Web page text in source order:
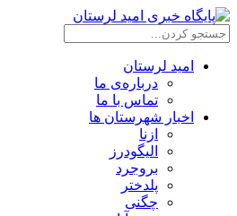
امید لرستان
درباره‌ی ما
تماس با ما
اخبار شهرستان ها
ازنا
الیگودرز
بروجرد
پلدختر
چگنی